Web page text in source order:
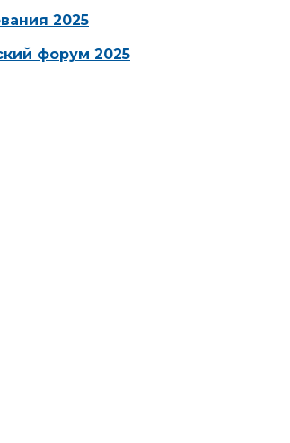
2025
форум 2025